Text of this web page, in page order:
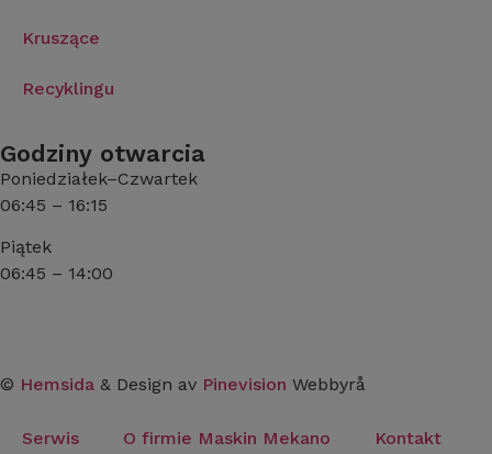
Kruszące
Recyklingu
Godziny otwarcia
Poniedziałek–Czwartek
06:45 – 16:15
Piątek
06:45 – 14:00
© Hemsida & Design av Pinevision Webbyrå
Serwis O firmie Maskin Mekano Kontakt